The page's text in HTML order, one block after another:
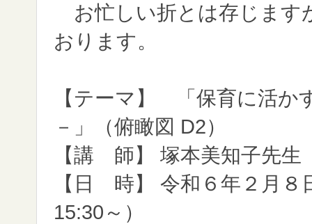
お忙しい折とは存じます
おります。
【テーマ】 「保育に活か
－」（俯瞰図 D2）
【講 師】 塚本美知子先
【日 時】 令和６年２月
15:30～）